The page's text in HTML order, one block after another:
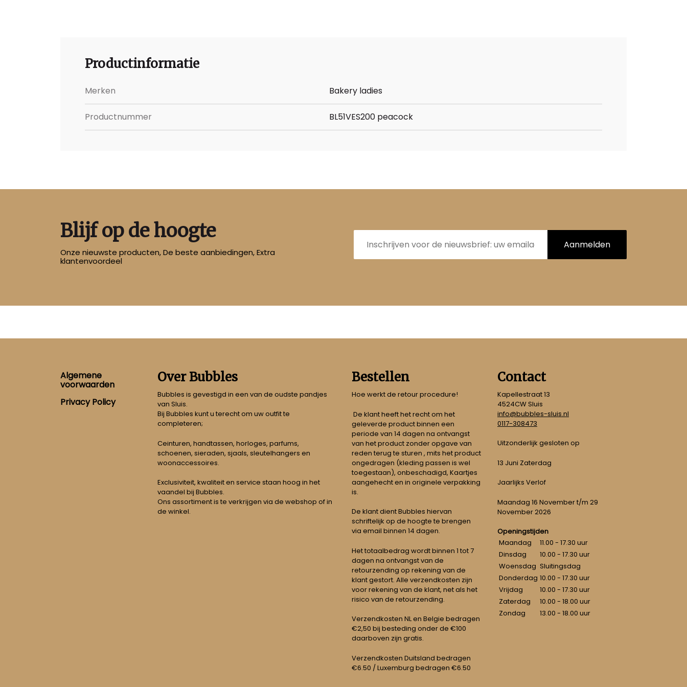
Productinformatie
Merken Bakery ladies
Productnummer BL51VES200 peacock
Blijf op de hoogte
Onze nieuwste producten, De beste aanbiedingen, Extra
klantenvoordeel
E-
mailadres Aanmelden
Footer
Algemene
voorwaarden
Privacy Policy
Over Bubbles
Bubbles is gevestigd in een van de oudste pandjes
van Sluis.
Bij Bubbles kunt u terecht om uw outfit te
completeren;
Ceinturen, handtassen, horloges, parfums,
schoenen, sieraden, sjaals, sleutelhangers en
woonaccessoires.
Exclusiviteit, kwaliteit en service staan hoog in het
vaandel bij Bubbles.
Ons assortiment is te verkrijgen via de webshop of in
de winkel.
Bestellen
Hoe werkt de retour procedure!
De klant heeft het recht om het
geleverde product binnen een
periode van 14 dagen na ontvangst
van het product zonder opgave van
reden terug te sturen , mits het product
ongedragen (kleding passen is wel
toegestaan), onbeschadigd, Kaartjes
aangehecht en in originele verpakking
is.
De klant dient Bubbles hiervan
schriftelijk op de hoogte te brengen
via email binnen 14 dagen.
Het totaalbedrag wordt binnen 1 tot 7
dagen na ontvangst van de
retourzending op rekening van de
klant gestort. Alle verzendkosten zijn
voor rekening van de klant, net als het
risico van de retourzending.
Verzendkosten NL en Belgie bedragen
€2,50 bij besteding onder de €100
daarboven zijn gratis.
Verzendkosten Duitsland bedragen
€6.50 / Luxemburg bedragen €6.50
Contact
Kapellestraat 13
4524CW Sluis
info@bubbles-sluis.nl
0117-308473
Uitzonderlijk gesloten op
13 Juni Zaterdag
Jaarlijks Verlof
Maandag 16 November t/m 29
November 2026
Openingstijden
Maandag
11.00 - 17.30 uur
Dinsdag
10.00 - 17.30 uur
Woensdag Sluitingsdag
Donderdag 10.00 - 17.30 uur
Vrijdag
10.00 - 17.30 uur
Zaterdag
10.00 - 18.00 uur
Zondag
13.00 - 18.00 uur